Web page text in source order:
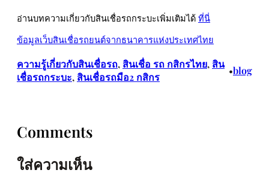
อ่านบทความเกี่ยวกับสินเชื่อรถกระบะเพิ่มเติมได้ ที่นี่
ข้อมูลเว็บสินเชื่อรถยนต์จากธนาคารแห่งประเทศไทย
ความรู้เกี่ยวกับสินเชื่อรถ, สินเชื่อ รถ กสิกรไทย, สิน
เชื่อรถกระบะ, สินเชื่อรถมือ2 กสิกร •blog
Comments
ใส่ความเห็น